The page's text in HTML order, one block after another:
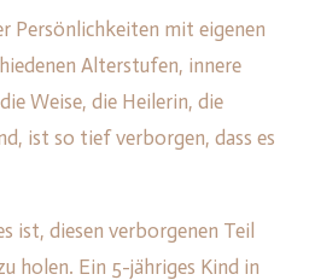
Persönlichkeiten mit eigenen
Alterstufen, innere
Weise, die Heilerin, die
ist so tief verborgen, dass es
ist, diesen verborgenen Teil
holen. Ein 5-jähriges Kind in